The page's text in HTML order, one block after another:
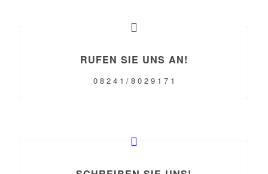
RUFEN SIE UNS AN!
0 8 2 4 1 / 8 0 2 9 1 7 1